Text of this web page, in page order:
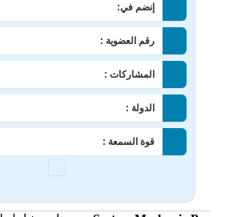
إنضم في:
رقم العضوية :
المشاركات :
الدولة :
قوة السمعة :